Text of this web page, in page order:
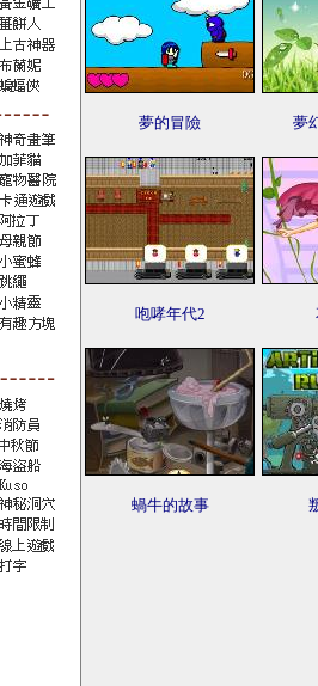
夢的冒險 夢
咆哮年代2
蝸牛的故事